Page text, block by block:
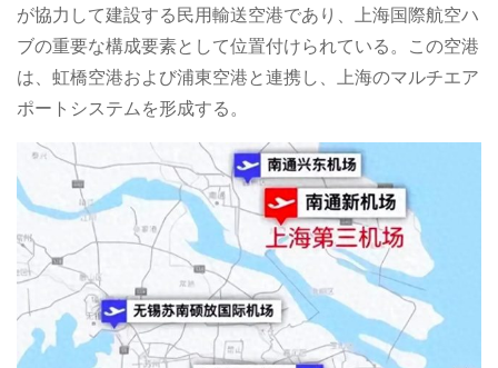
が協力して建設する民用輸送空港であり、上海国際航空ハ
ブの重要な構成要素として位置付けられている。この空港
は、虹橋空港および浦東空港と連携し、上海のマルチエア
ポートシステムを形成する。